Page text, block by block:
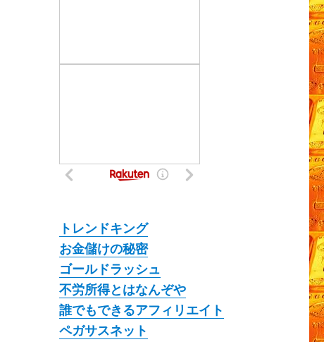
トレンドキング
お金儲けの秘密
ゴールドラッシュ
不労所得とはなんぞや
誰でもできるアフィリエイト
ペガサスネット